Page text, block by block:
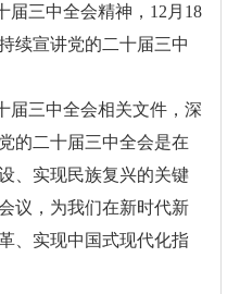
届三中全会精神， 12月18
续宣讲党的二十届三中
届三中全会相关文件，深
的二十届三中全会是在
、实现民族复兴的关键
议，为我们在新时代新
、实现中国式现代化指